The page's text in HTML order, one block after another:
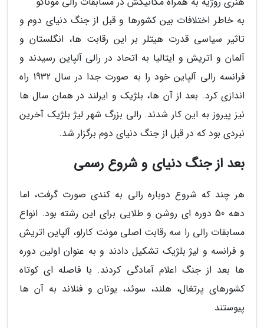
به خاطر اختلافات بین کشورها و قبل از جنگ دنیای دوم و
تاثیر سیاسی قدرت هیتلر بر این رقابت ها، انگلستان و
آلمان و اتریش و ایتالیا به اتحاد در رالی آلپاین رسیدند و
فرانسه رالی آلپاین خود را به صورت جدا در سال 1932 راه
اندازی کرد. بعد از آن ها، بلژیک و ایرلند در همان سال ها
نیز پیروز به این کار شدند. رالی بزرگ شهر لیژ بلژیک آخرین
نبردی بود که در قبل از جنگ دنیای دوم برگزار شد.
بعد از جنگ دنیای و شروع رسمی
هر چند که شروع دوباره رالی به کندی صورت گرفت، اما
دهه 50 دوره ای روشن و طلایی برای این رشته بود. انواع
مسابقات رالی را سه رقابت اصلی مونت کارلو، آلپاین اتریش
و فرانسه و لیژ بلژیک تشکیل دادند و به عنوان اولین دوره
ها بعد از جنگ اعلام آمادگی کردند. با فاصله ای کوتاه
کشورهای پرتغال، هلند، سوئد، یونان و فنلاند به آن ها
پیوستند.